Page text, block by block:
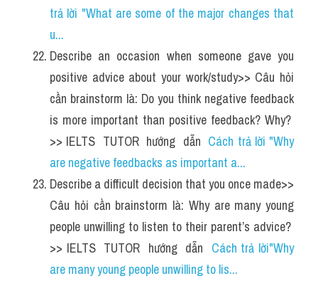
trả lời "What are some of the major changes that
u...
Describe an occasion when someone gave you
positive advice about your work/study>> Câu hỏi
cần brainstorm là: Do you think negative feedback
is more important than positive feedback? Why?
>> IELTS  TUTOR  hướng  dẫn Cách trả lời "Why
are negative feedbacks as important a...
Describe a difficult decision that you once made>>
Câu hỏi cần brainstorm là: Why are many young
people unwilling to listen to their parent’s advice?
>> IELTS  TUTOR  hướng  dẫn Cách trả lời"Why
are many young people unwilling to lis...